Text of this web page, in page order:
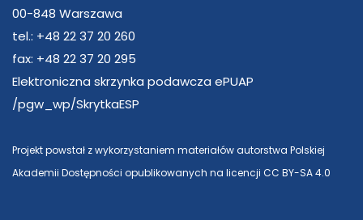
00-848 Warszawa
tel.: +48 22 37 20 260
fax: +48 22 37 20 295
Elektroniczna skrzynka podawcza ePUAP
/pgw_wp/SkrytkaESP
Projekt powstał z wykorzystaniem materiałów autorstwa Polskiej
Akademii Dostępności opublikowanych na licencji CC BY-SA 4.0